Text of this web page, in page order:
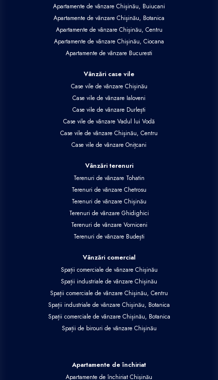
Apartamente de vânzare Chișinău, Buiucani
Apartamente de vânzare Chișinău, Botanica
Apartamente de vânzare Chișinău, Centru
Apartamente de vânzare Chișinău, Ciocana
Apartamente de vânzare Bucuresti
Vânzări case vile
Case vile de vânzare Chișinău
Case vile de vânzare Ialoveni
Case vile de vânzare Durlești
Case vile de vânzare Vadul lui Vodă
Case vile de vânzare Chișinău, Centru
Case vile de vânzare Onițcani
Vânzări terenuri
Terenuri de vânzare Tohatin
Terenuri de vânzare Chetrosu
Terenuri de vânzare Chișinău
Terenuri de vânzare Ghidighici
Terenuri de vânzare Vorniceni
Terenuri de vânzare Budești
Vânzări comercial
Spații comerciale de vânzare Chișinău
Spații industriale de vânzare Chișinău
Spații comerciale de vânzare Chișinău, Centru
Spații industriale de vânzare Chișinău, Botanica
Spații comerciale de vânzare Chișinău, Botanica
Spații de birouri de vânzare Chișinău
Apartamente de închiriat
Apartamente de închiriat Chișinău